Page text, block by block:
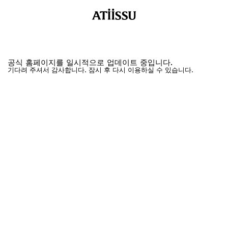
공식 홈페이지를 일시적으로 업데이트 중입니다.
기다려 주셔서 감사합니다. 잠시 후 다시 이용하실 수 있습니다.